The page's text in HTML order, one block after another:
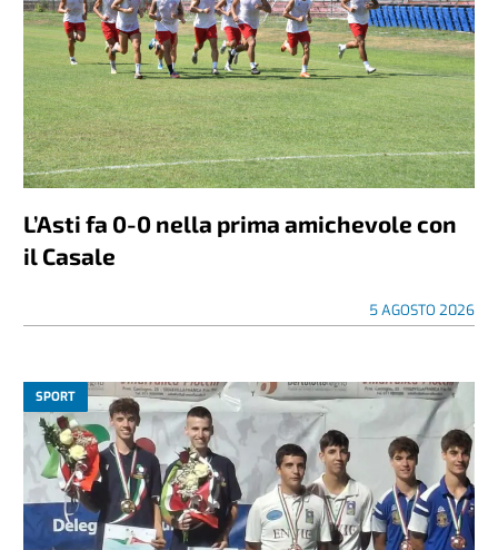
L’Asti fa 0-0 nella prima amichevole con
il Casale
5 AGOSTO 2026
SPORT